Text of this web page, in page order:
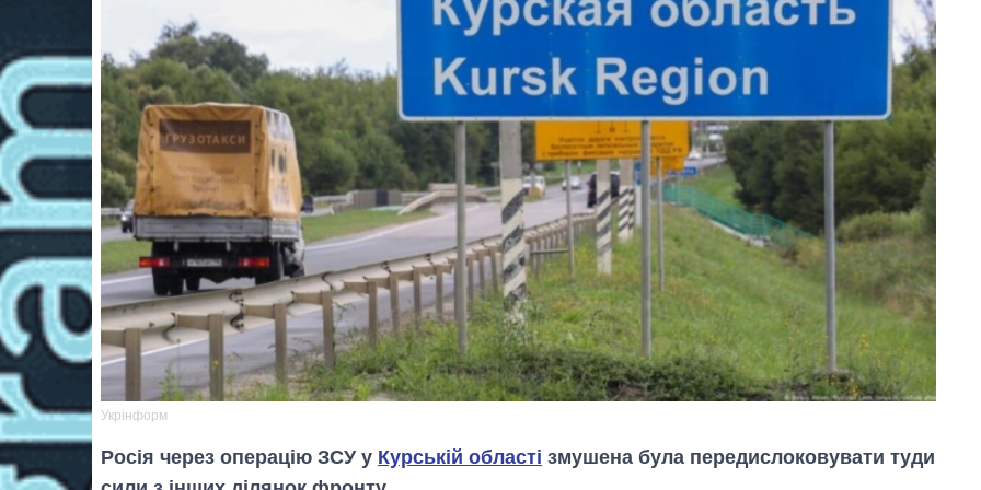
Укрінформ
Росія через операцію ЗСУ у Курській області змушена була передислоковувати туди